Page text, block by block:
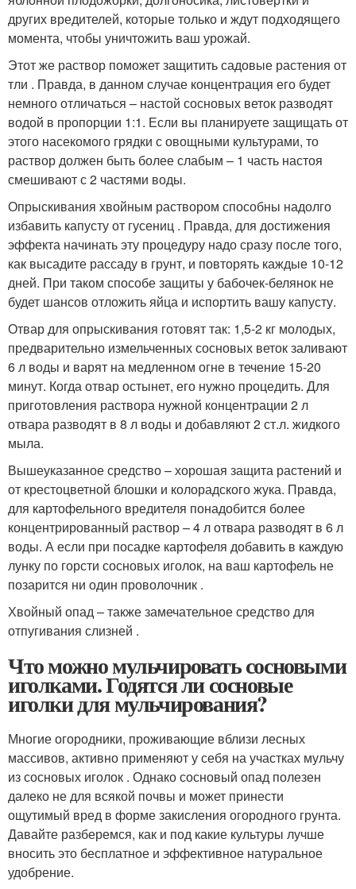
других вредителей, которые только и ждут подходящего
момента, чтобы уничтожить ваш урожай.
Этот же раствор поможет защитить садовые растения от
тли . Правда, в данном случае концентрация его будет
немного отличаться – настой сосновых веток разводят
водой в пропорции 1:1. Если вы планируете защищать от
этого насекомого грядки с овощными культурами, то
раствор должен быть более слабым – 1 часть настоя
смешивают с 2 частями воды.
Опрыскивания хвойным раствором способны надолго
избавить капусту от гусениц . Правда, для достижения
эффекта начинать эту процедуру надо сразу после того,
как высадите рассаду в грунт, и повторять каждые 10-12
дней. При таком способе защиты у бабочек-белянок не
будет шансов отложить яйца и испортить вашу капусту.
Отвар для опрыскивания готовят так: 1,5-2 кг молодых,
предварительно измельченных сосновых веток заливают
6 л воды и варят на медленном огне в течение 15-20
минут. Когда отвар остынет, его нужно процедить. Для
приготовления раствора нужной концентрации 2 л
отвара разводят в 8 л воды и добавляют 2 ст.л. жидкого
мыла.
Вышеуказанное средство – хорошая защита растений и
от крестоцветной блошки и колорадского жука. Правда,
для картофельного вредителя понадобится более
концентрированный раствор – 4 л отвара разводят в 6 л
воды. А если при посадке картофеля добавить в каждую
лунку по горсти сосновых иголок, на ваш картофель не
позарится ни один проволочник .
Хвойный опад – также замечательное средство для
отпугивания слизней .
Что можно мульчировать сосновыми
иголками. Годятся ли сосновые
иголки для мульчирования?
Многие огородники, проживающие вблизи лесных
массивов, активно применяют у себя на участках мульчу
из сосновых иголок . Однако сосновый опад полезен
далеко не для всякой почвы и может принести
ощутимый вред в форме закисления огородного грунта.
Давайте разберемся, как и под какие культуры лучше
вносить это бесплатное и эффективное натуральное
удобрение.